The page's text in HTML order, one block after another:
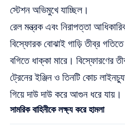
স্টেশন অভিমুখে যাচ্ছিল।
রেল মন্ত্রক এবং নিরাপত্তা
বিস্ফোরক বোঝাই গাড়ি তীব্র
বগিতে ধাক্কা মারে। বিস্ফোরণের
ট্রেনের ইঞ্জিন ও তিনটি কোচ
গিয়ে দাউ দাউ করে আগুন ধরে যায়।
সামরিক বাহিনীকে লক্ষ্য করে হামলা